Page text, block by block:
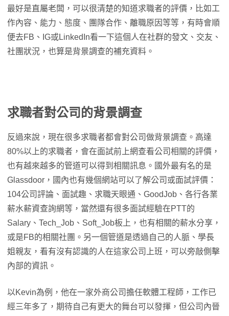
最好是直屬老闆，可以很清楚的知道求職者的評價，比如工
作內容、能力、態度、團隊合作、離職原因等等，有時會順
便去FB、IG或LinkedIn看一下這個人在社群的發文、交友、
社團狀況，也算是背景調查的補充資料。
求職者對公司的背景調查
反過來說，現在很多求職者都會對公司做背景調查。高達
80%以上的求職者，會在面試前上網查看公司相關的評價，
也有越來越多的管道可以得到相關訊息。國外最有名的是
Glassdoor，國內也有幾個網站可以了解公司或面試評價：
104公司評論、面試趣、求職天眼通、GoodJob、各行各業
薪水薪資查詢網等，當然還有很多面試經驗在PTT的
Salary、Tech_Job、Soft_Job板上，也有相關的薪水分享，
或是FB的相關社團。另一個管道是透過自己的人脈、學長
姐親友，看有沒有認識的人在這家公司上班，可以旁敲側擊
內部的資訊。
以Kevin為例，他在一家外商公司擔任軟體工程師，工作已
經三年多了，期待自己有更大的舞台可以發揮，但公司內晉